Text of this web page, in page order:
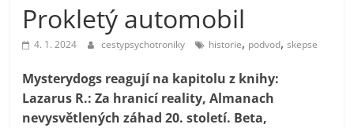
Prokletý automobil
4. 1. 2024 cestypsychotroniky historie, podvod,skepse
Mysterydogs reagují na kapitolu z knihy:
Lazarus R.: Za hranicí reality, Almanach
nevysvětlených záhad 20. století. Beta,